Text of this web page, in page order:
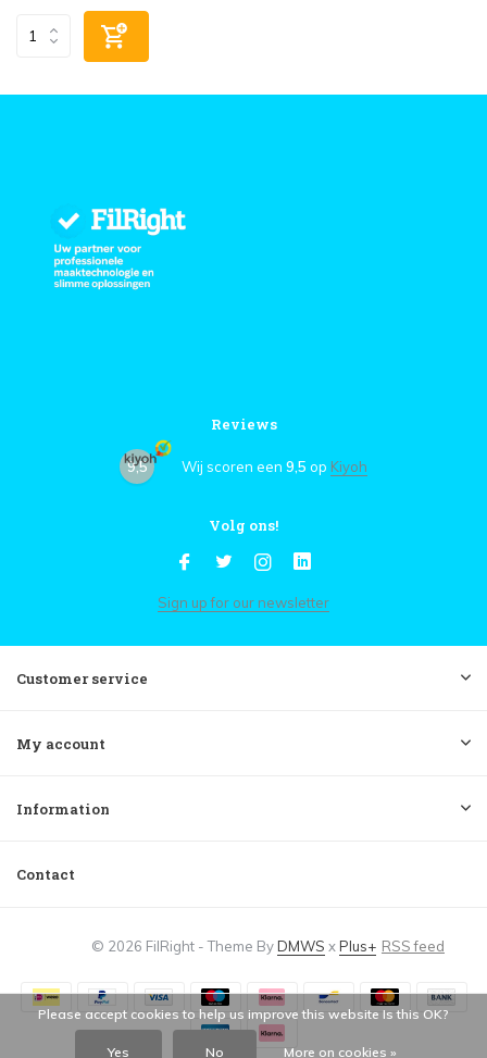
Reviews
9,5 Wij scoren een 9,5 op Kiyoh
Volg ons!
Sign up for our newsletter
Customer service
My account
Information
Contact
© 2026 FilRight - Theme ByDMWS xPlus+ RSS feed
Please accept cookies to help us improve this website Is this OK?
Yes No More on cookies »